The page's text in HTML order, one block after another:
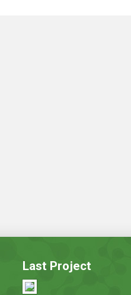
Last Project